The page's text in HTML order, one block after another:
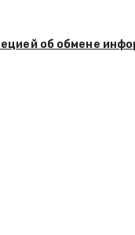
об обмене